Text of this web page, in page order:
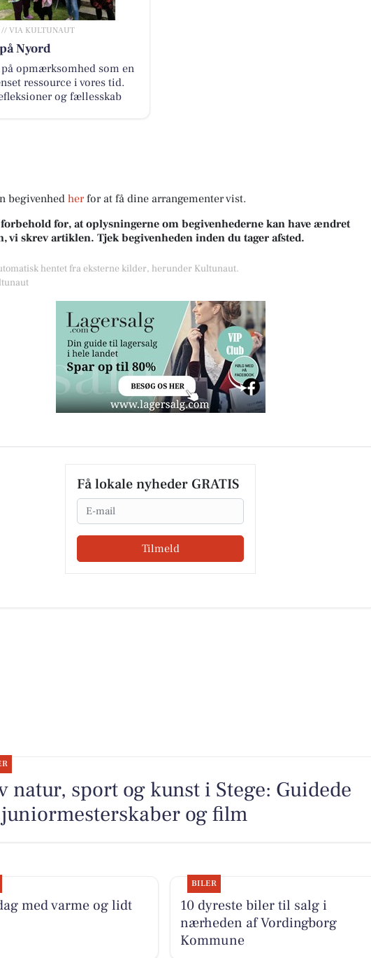
VIA KULTUNAUT
Nyord
på opmærksomhed som en
ressource i vores tid.
og fællesskab
begivenhed herfor at få dine arrangementer vist.
for, at oplysningerne om begivenhederne kan have ændret
vi skrev artiklen. Tjek begivenheden inden du tager afsted.
hentet fra eksterne kilder, herunder Kultunaut.
Få lokale nyheder GRATIS
Email
Tilmeld
natur, sport og kunst i Stege: Guidede
og film
med varme og lidt
BILER
10 dyreste biler til salg i
nærheden af Vordingborg
Kommune